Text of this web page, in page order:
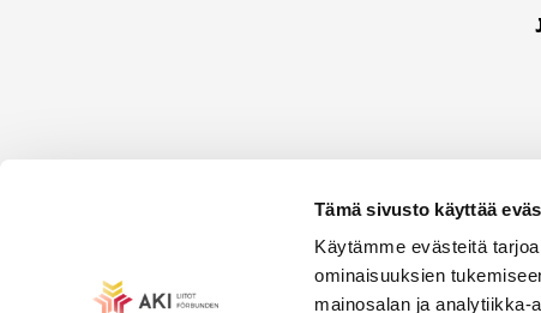
Tämä sivusto käyttää
Käytämme evästeitä
ominaisuuksien
mainosalan ja analytiikka-